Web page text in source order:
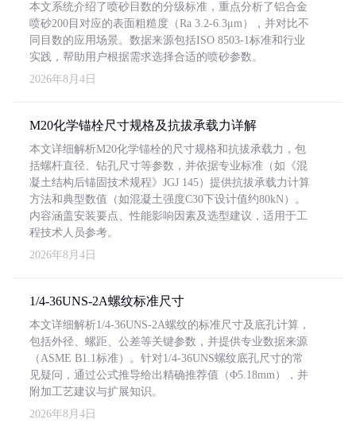
本文系统介绍了喷砂目数的分级标准，重点分析了铝合金
喷砂200目对应的表面粗糙度（Ra 3.2-6.3μm），并对比不
同目数的应用场景。数据来源包括ISO 8503-1标准和行业
实践，帮助用户根据需求选择合适的喷砂参数。
2026年8月4日
M20化学锚栓尺寸规格及抗拔承载力详解
本文详细解析M20化学锚栓的尺寸规格和抗拔承载力，包
括螺杆直径、钻孔尺寸等参数，并依据专业标准（如《混
凝土结构后锚固技术规程》JGJ 145）提供抗拔承载力计算
方法和典型数值（如混凝土强度C30下设计值约80kN）。
内容涵盖安装要点、性能影响因素及选型建议，适用于工
程技术人员参考。
2026年8月4日
1/4-36UNS-2A螺纹标准尺寸
本文详细解析1/4-36UNS-2A螺纹的标准尺寸及底孔计算，
包括外径、螺距、公差等关键参数，并提供专业数据来源
（ASME B1.1标准）。针对1/4-36UNS螺纹底孔尺寸的常
见疑问，通过公式推导给出精确推荐值（Φ5.18mm），并
附加工艺建议与扩展知识。
2026年8月4日